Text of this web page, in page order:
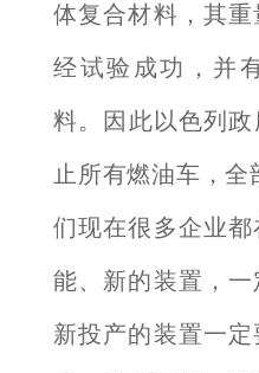
体复合材料，其
经试验成功，并
料。因此以色列政
止所有燃油车，
们现在很多企业
能、新的装置，一
新投产的装置一